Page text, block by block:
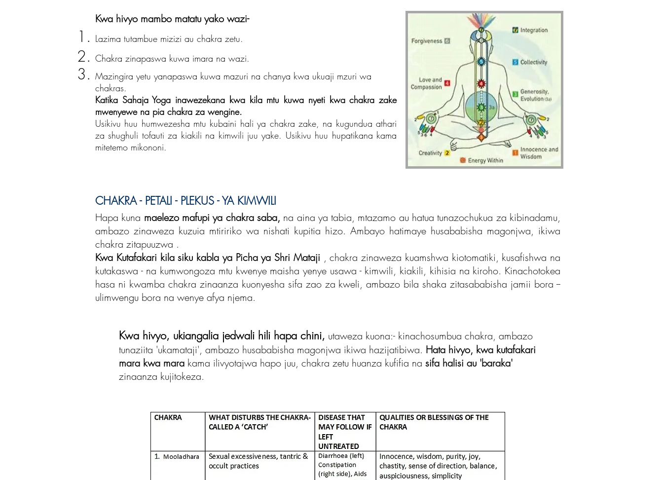
Kwa hivyo mambo matatu yako wazi-
Lazima tutambue mizizi au chakra zetu.
Chakra zinapaswa kuwa imara na wazi.
Mazingira yetu yanapaswa kuwa mazuri na chanya kwa ukuaji mzuri wa
chakras.
Katika Sahaja Yoga inawezekana kwa kila mtu kuwa nyeti kwa chakra zake
mwenyewe na pia chakra za wengine.
Usikivu huu humwezesha mtu kubaini hali ya chakra zake, na kugundua athari
za shughuli tofauti za kiakili na kimwili juu yake. Usikivu huu hupatikana kama
mitetemo mikononi.
CHAKRA - PETALI - PLEKUS - YA KIMWILI
Hapa kuna maelezo mafupi ya chakra saba, na aina ya tabia, mtazamo au hatua tunazochukua za kibinadamu,
ambazo zinaweza kuzuia mtiririko wa nishati kupitia hizo. Ambayo hatimaye husababisha magonjwa, ikiwa
chakra zitapuuzwa .
Kwa Kutafakari kila siku kabla ya Picha ya Shri Mataji , chakra zinaweza kuamshwa kiotomatiki, kusafishwa na
kutakaswa - na kumwongoza mtu kwenye maisha yenye usawa - kimwili, kiakili, kihisia na kiroho. Kinachotokea
hasa ni kwamba chakra zinaanza kuonyesha sifa zao za kweli, ambazo bila shaka zitasababisha jamii bora --
ulimwengu bora na wenye afya njema.
Kwa hivyo, ukiangalia jedwali hili hapa chini, utaweza kuona:- kinachosumbua chakra, ambazo
tunaziita 'ukamataji', ambazo husababisha magonjwa ikiwa hazijatibiwa. Hata hivyo, kwa kutafakari
mara kwa mara kama ilivyotajwa hapo juu, chakra zetu huanza kufifia na sifa halisi au 'baraka'
zinaanza kujitokeza.